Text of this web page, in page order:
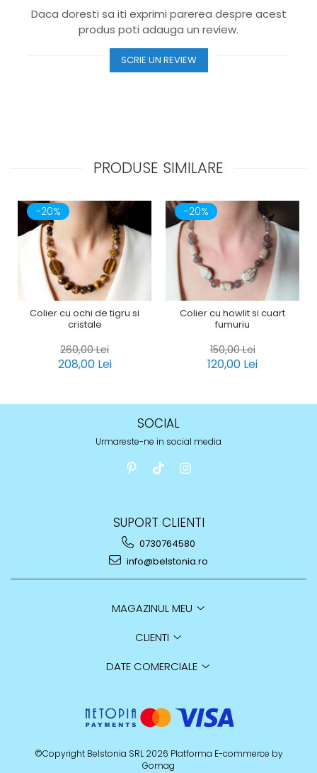
Daca doresti sa iti exprimi parerea despre acest
produs poti adauga un review.
SCRIE UN REVIEW
PRODUSE SIMILARE
-20%
Colier cu ochi de tigru si
cristale
260,00 Lei
208,00 Lei
-20%
Colier cu howlit si cuart
fumuriu
150,00 Lei
120,00 Lei
SOCIAL
Urmareste-ne in social media
SUPORT CLIENTI
0730764580
info@belstonia.ro
MAGAZINUL MEU
CLIENTI
DATE COMERCIALE
©Copyright Belstonia SRL 2026 Platforma E-commerce by
Gomag